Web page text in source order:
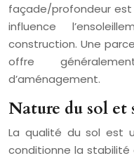
façade/profondeur
influence
construction. Une
offre
d’aménagement.
Nature du sol et
La qualité du sol est
conditionne la stabilité